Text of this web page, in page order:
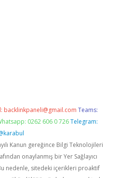
backlinkpaneli@gmail.com Teams:
0262 606 0 726 Telegram:
Kanun gereğince Bilgi Teknolojileri
onaylanmış bir Yer Sağlayıcı
nedenle, sitedeki içerikleri proaktif